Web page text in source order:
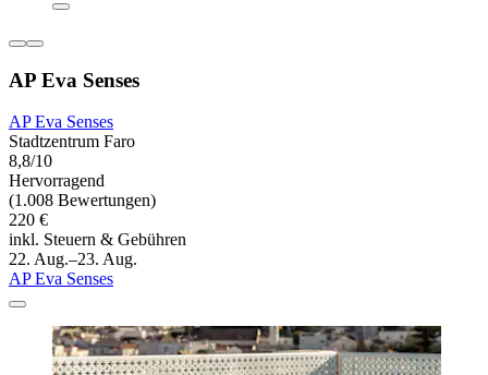
AP Eva Senses
AP Eva Senses
Stadtzentrum Faro
8,8/10
Hervorragend
(1.008 Bewertungen)
220 €
inkl. Steuern & Gebühren
22. Aug.–23. Aug.
AP Eva Senses